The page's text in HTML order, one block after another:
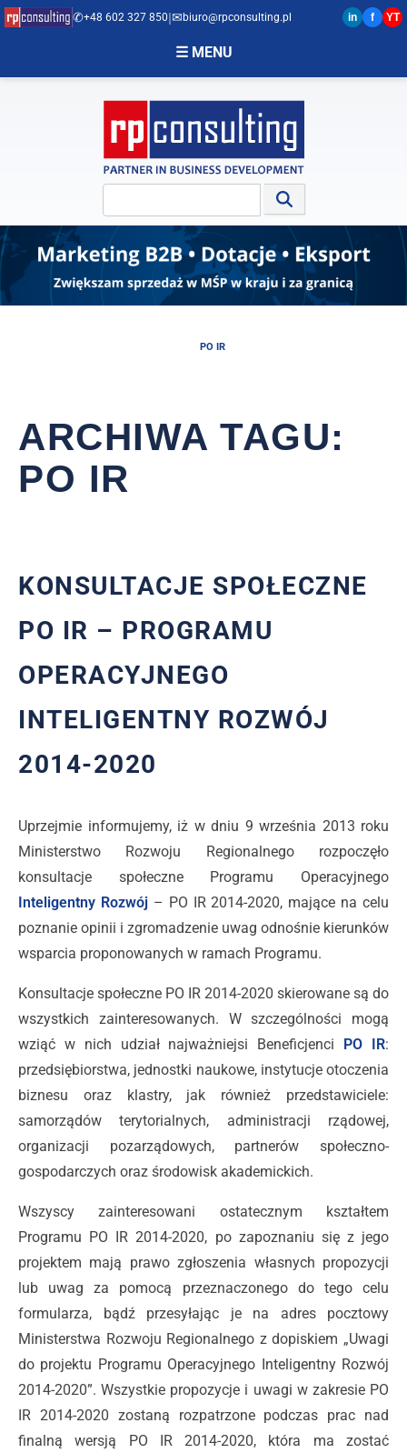
✆+48 602 327 850|✉︎biuro@rpconsulting.pl in f YT
☰ MENU
PO IR
ARCHIWA TAGU:
PO IR
KONSULTACJE SPOŁECZNE
PO IR – PROGRAMU
OPERACYJNEGO
INTELIGENTNY ROZWÓJ
2014-2020
Uprzejmie informujemy, iż w dniu 9 września 2013 roku
Ministerstwo Rozwoju Regionalnego rozpoczęło
konsultacje społeczne Programu Operacyjnego
Inteligentny Rozwój– PO IR 2014-2020, mające na celu
poznanie opinii i zgromadzenie uwag odnośnie kierunków
wsparcia proponowanych w ramach Programu.
Konsultacje społeczne PO IR 2014-2020 skierowane są do
wszystkich zainteresowanych. W szczególności mogą
wziąć w nich udział najważniejsi Beneficjenci
PO IR:
przedsiębiorstwa, jednostki naukowe, instytucje otoczenia
biznesu oraz klastry, jak również przedstawiciele:
samorządów terytorialnych, administracji rządowej,
organizacji pozarządowych, partnerów społeczno-
gospodarczych oraz środowisk akademickich.
Wszyscy zainteresowani ostatecznym kształtem
Programu PO IR 2014-2020, po zapoznaniu się z jego
projektem mają prawo zgłoszenia własnych propozycji
lub uwag za pomocą przeznaczonego do tego celu
formularza, bądź przesyłając je na adres pocztowy
Ministerstwa Rozwoju Regionalnego z dopiskiem „Uwagi
do projektu Programu Operacyjnego Inteligentny Rozwój
2014-2020”. Wszystkie propozycje i uwagi w zakresie PO
IR 2014-2020 zostaną rozpatrzone podczas prac nad
finalną wersją PO IR 2014-2020, która ma zostać